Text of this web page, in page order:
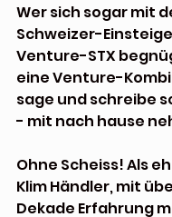
Wer sich sogar mit
Schweizer-
Venture-STX
eine Venture-
sage und schreibe
- mit nach hause
Ohne Scheiss! Als
Klim Händler, mit
Dekade Erfahrung